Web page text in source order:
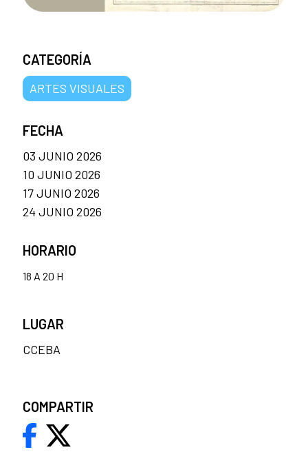
CATEGORÍA
ARTES VISUALES
FECHA
03 JUNIO 2026
10 JUNIO 2026
17 JUNIO 2026
24 JUNIO 2026
HORARIO
18 A 20 H
LUGAR
CCEBA
COMPARTIR